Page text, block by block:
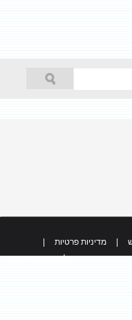
מדיניות פרטיות
כל הזכויות שמורות